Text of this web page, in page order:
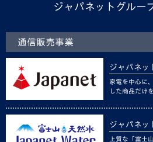
ジャパネットグルー
通信販売事業
ジャパネッ
家電を中心に
した商品だけ
ジャパネッ
上質な「富士